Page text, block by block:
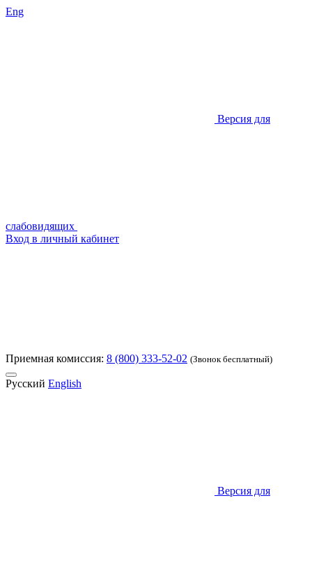
Eng
Версия для
слабовидящих
Вход в личный кабинет
Приемная комиссия: 8 (800) 333-52-02 (Звонок бесплатный)
Русский English
Версия для